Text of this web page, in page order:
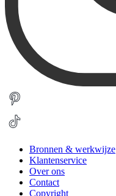
Bronnen & werkwijze
Klantenservice
Over ons
Contact
Copyright